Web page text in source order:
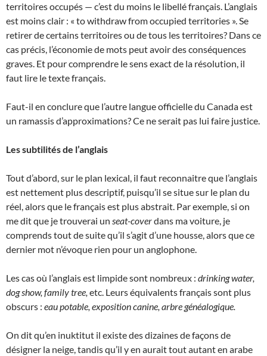
territoires occupés — c’est du moins le libellé français. L’anglais
est moins clair : « to withdraw from occupied territories ». Se
retirer de certains territoires ou de tous les territoires? Dans ce
cas précis, l’économie de mots peut avoir des conséquences
graves. Et pour comprendre le sens exact de la résolution, il
faut lire le texte français.
Faut-il en conclure que l’autre langue officielle du Canada est
un ramassis d’approximations? Ce ne serait pas lui faire justice.
Les subtilités de l’anglais
Tout d’abord, sur le plan lexical, il faut reconnaitre que l’anglais
est nettement plus descriptif, puisqu’il se situe sur le plan du
réel, alors que le français est plus abstrait. Par exemple, si on
me dit que je trouverai un seat-coverdans ma voiture, je
comprends tout de suite qu’il s’agit d’une housse, alors que ce
dernier mot n’évoque rien pour un anglophone.
Les cas où l’anglais est limpide sont nombreux : drinking water,
dog show, family tree, etc. Leurs équivalents français sont plus
obscurs : eau potable, exposition canine, arbre généalogique.
On dit qu’en inuktitut il existe des dizaines de façons de
désigner la neige, tandis qu’il y en aurait tout autant en arabe